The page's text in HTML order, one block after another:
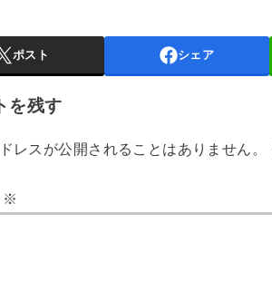
ポスト シェア
を残す
レスが公開されることはありません。
※